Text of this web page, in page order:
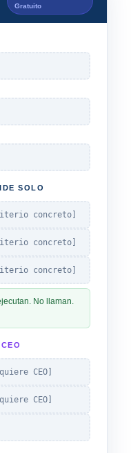
Gratuito
SOLO
concreto]
concreto]
concreto]
No llaman.
CEO]
CEO]